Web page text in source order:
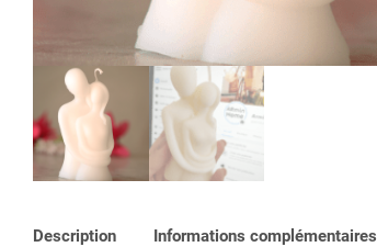
Description Informations complémentaires